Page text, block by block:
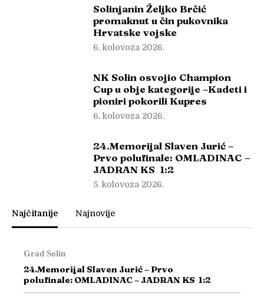
Solinjanin Željko Brčić
promaknut u čin pukovnika
Hrvatske vojske
6. kolovoza 2026.
NK Solin osvojio Champion
Cup u obje kategorije –Kadeti i
pioniri pokorili Kupres
6. kolovoza 2026.
24.Memorijal Slaven Jurić –
Prvo polufinale: OMLADINAC –
JADRAN KS 1:2
5. kolovoza 2026.
Najčitanije Najnovije
Grad Solin
24.Memorijal Slaven Jurić – Prvo
polufinale: OMLADINAC – JADRAN KS 1:2